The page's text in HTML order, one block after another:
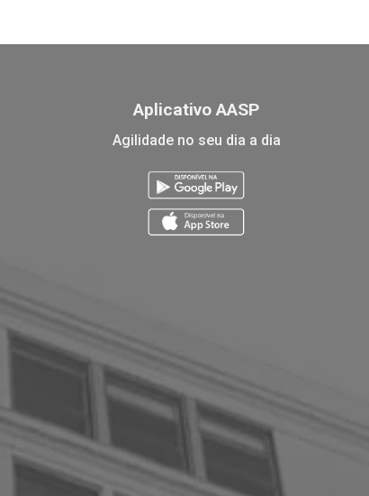
Aplicativo AASP
Agilidade no seu dia a dia